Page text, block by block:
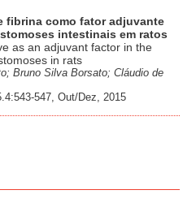
fibrina como fator adjuvante
intestinais em ratos
as an adjuvant factor in the
in rats
Bruno Silva Borsato; Cláudio de
547, Out/Dez, 2015